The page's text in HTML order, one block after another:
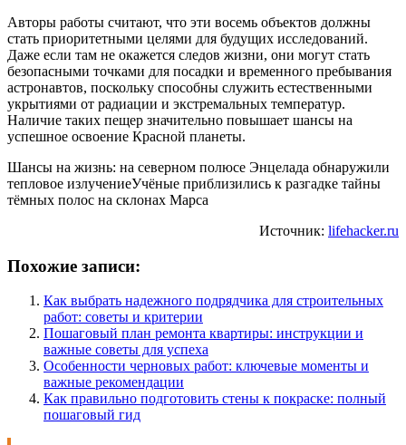
Авторы работы считают, что эти восемь объектов должны
стать приоритетными целями для будущих исследований.
Даже если там не окажется следов жизни, они могут стать
безопасными точками для посадки и временного пребывания
астронавтов, поскольку способны служить естественными
укрытиями от радиации и экстремальных температур.
Наличие таких пещер значительно повышает шансы на
успешное освоение Красной планеты.
Шансы на жизнь: на северном полюсе Энцелада обнаружили
тепловое излучениеУчёные приблизились к разгадке тайны
тёмных полос на склонах Марса
Источник: lifehacker.ru
Похожие записи:
Как выбрать надежного подрядчика для строительных
работ: советы и критерии
Пошаговый план ремонта квартиры: инструкции и
важные советы для успеха
Особенности черновых работ: ключевые моменты и
важные рекомендации
Как правильно подготовить стены к покраске: полный
пошаговый гид